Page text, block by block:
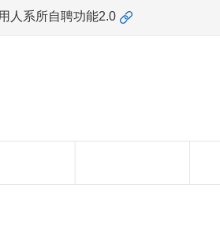
人系所自聘功能2.0